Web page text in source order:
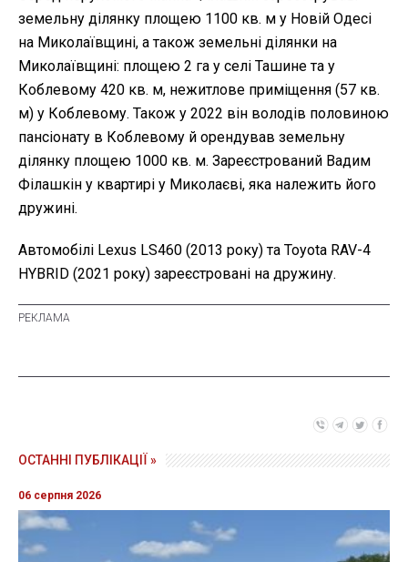
земельну ділянку площею 1100 кв. м у Новій Одесі
на Миколаївщині, а також земельні ділянки на
Миколаївщині: площею 2 га у селі Ташине та у
Коблевому 420 кв. м, нежитлове приміщення (57 кв.
м) у Коблевому. Також у 2022 він володів половиною
пансіонату в Коблевому й орендував земельну
ділянку площею 1000 кв. м. Зареєстрований Вадим
Філашкін у квартирі у Миколаєві, яка належить його
дружині.
Автомобілі Lexus LS460 (2013 року) та Toyota RAV-4
HYBRID (2021 року) зареєстровані на дружину.
ОСТАННІ ПУБЛІКАЦІЇ »
06 серпня 2026